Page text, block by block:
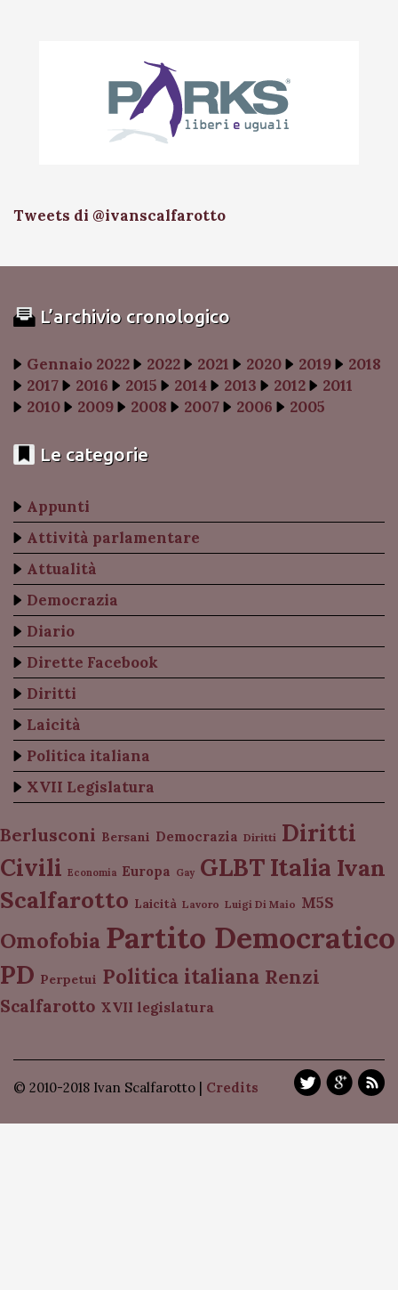
Tweets di @ivanscalfarotto
L’archivio cronologico
Gennaio 2022 2022 2021 2020 2019
2018
2017
2016 2015 2014 2013 2012
2011
2010
2009 2008 2007 2006 2005
Le categorie
Appunti
Attività parlamentare
Attualità
Democrazia
Diario
Dirette Facebook
Diritti
Laicità
Politica italiana
XVII Legislatura
Berlusconi Bersani Democrazia Diritti Diritti
Civili Economia Europa Gay GLBT Italia Ivan
Scalfarotto Laicità Lavoro Luigi Di Maio M5S
Omofobia Partito Democratico
PD Perpetui Politica italiana Renzi
Scalfarotto XVII legislatura
© 2010-2018 Ivan Scalfarotto | Credits